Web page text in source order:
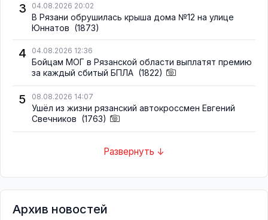
3 04.08.2026 20:02
В Рязани обрушилась крыша дома №12 на улице
Юннатов (1873)
4 04.08.2026 12:36
Бойцам МОГ в Рязанской области выплатят премию
за каждый сбитый БПЛА (1822)
5 08.08.2026 14:07
Ушёл из жизни рязанский автокроссмен Евгений
Свечников (1763)
Развернуть ↓
Архив новостей